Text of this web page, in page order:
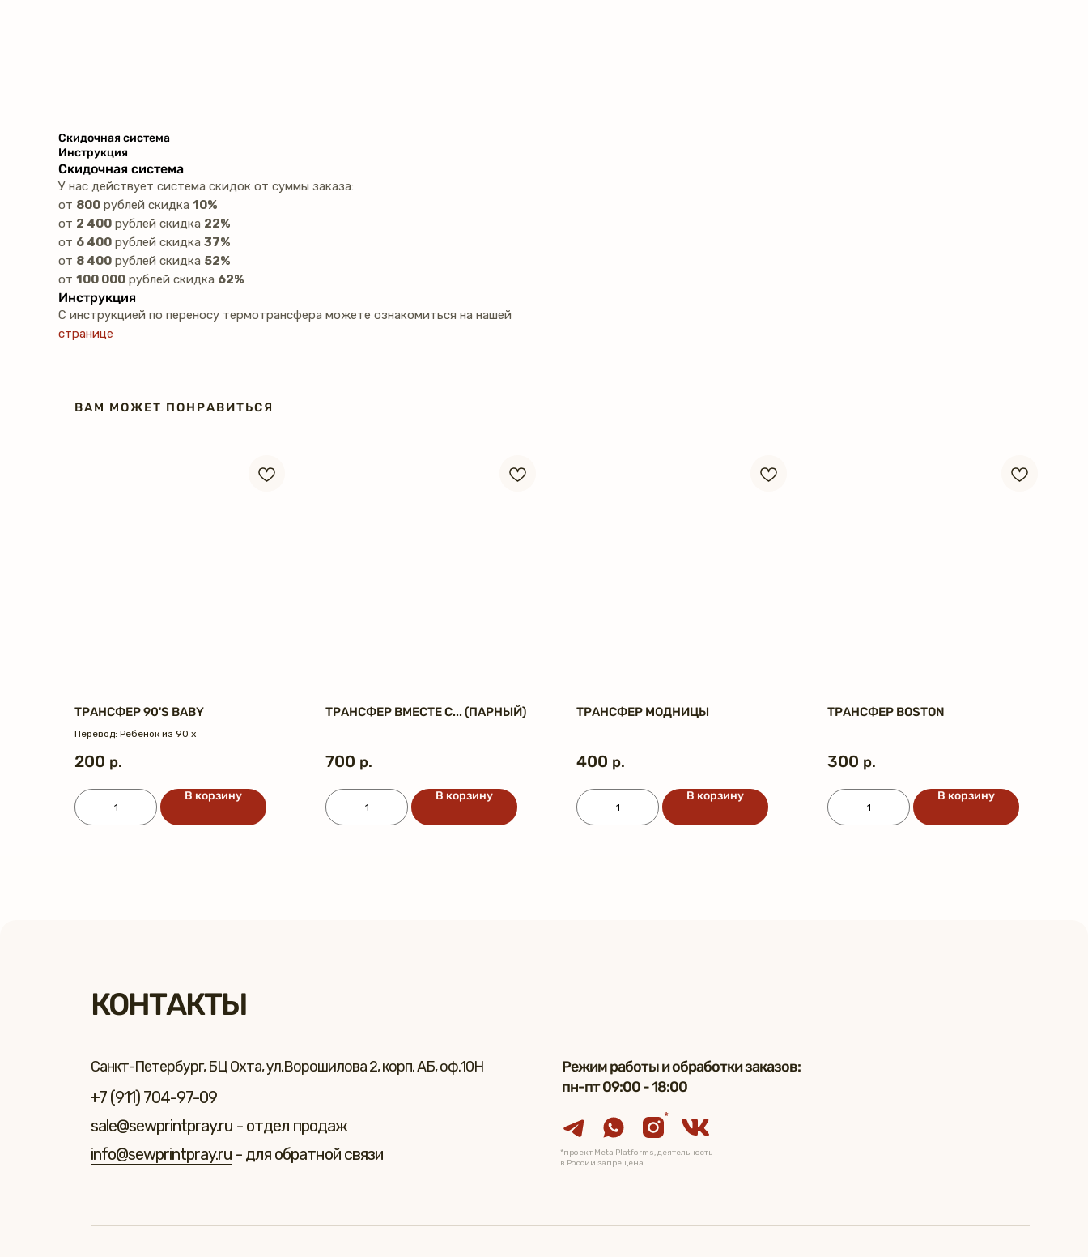
Скидочная система
Инструкция
Скидочная система
У нас действует система скидок от суммы заказа:
от 800 рублей скидка 10%
от 2 400 рублей скидка 22%
от 6 400 рублей скидка 37%
от 8 400 рублей скидка 52%
от 100 000 рублей скидка 62%
Инструкция
С инструкцией по переносу термотрансфера можете ознакомиться на нашей
странице
ВАМ МОЖЕТ ПОНРАВИТЬСЯ
ТРАНСФЕР 90'S BABY
Перевод: Ребенок из 90 х
200 р.
В корзину
ТРАНСФЕР ВМЕСТЕ С... (ПАРНЫЙ)
700 р.
В корзину
ТРАНСФЕР МОДНИЦЫ
400 р.
В корзину
ТРАНСФЕР BOSTON
300 р.
В корзину
Санкт-Петербург, БЦ Охта, ул.Ворошилова 2, корп. АБ, оф.10Н
+7 (911) 704-97-09
sale@sewprintpray.ru - отдел продаж
Режим работы и обработки заказов:
пн-пт 09:00 - 18:00
КОНТАКТЫ
*проект Meta Platforms, деятельность
в России запрещена
*
info@sewprintpray.ru - для обратной связи